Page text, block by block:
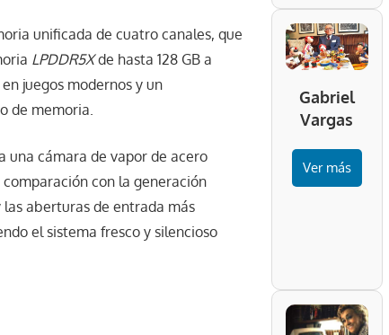
unificada de cuatro canales, que
LPDDR5Xde hasta 128 GB a
juegos modernos y un
de memoria.
una cámara de vapor de acero
con la generación
aberturas de entrada más
el sistema fresco y silencioso
Gabriel
Vargas
Ver más